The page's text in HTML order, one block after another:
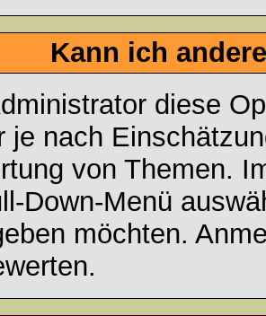
Kann ich
diese
je nach
von Themen.
Down-Menü
möchten.